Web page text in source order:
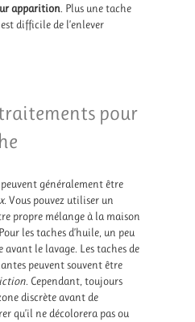
apparition . Plus une tache
difficile de l’enlever
pour
généralement être
. Vous pouvez utiliser un
propre mélange à la maison
les taches d’huile, un peu
le lavage. Les taches de
peuvent souvent être
. Cependant, toujours
discrète avant de
qu’il ne décolorera pas ou